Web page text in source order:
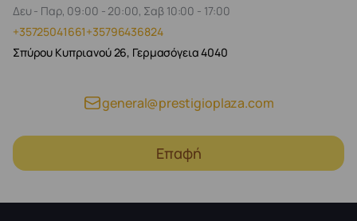
Δευ - Παρ, 09:00 - 20:00, Σαβ 10:00 - 17:00
+35725041661+35796436824
Σπύρου Κυπριανού 26, Γερμασόγεια 4040
general@prestigioplaza.com
Επαφή